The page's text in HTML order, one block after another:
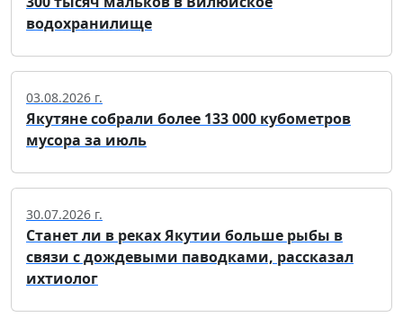
водохранилище
03.08.2026 г.
Якутяне собрали более 133 000 кубометров
мусора за июль
30.07.2026 г.
Станет ли в реках Якутии больше рыбы в
связи с дождевыми паводками, рассказал
ихтиолог